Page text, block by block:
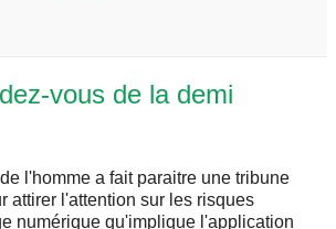
vous de la demi
l'homme a fait paraitre une tribune
attirer l'attention sur les risques
numérique qu'implique l'application